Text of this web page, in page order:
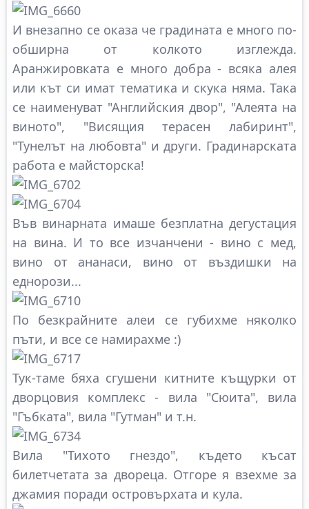
И внезапно се оказа че градината е много по-
обширна от колкото изглежда.
Аранжировката е много добра - всяка алея
или кът си имат тематика и скука няма. Така
се наименуват "Английския двор", "Алеята на
виното", "Висящия терасен лабиринт",
"Тунелът на любовта" и други. Градинарската
работа е майсторска!
Във винарната имаше безплатна дегустация
на вина. И то все изчанчени - вино с мед,
вино от ананаси, вино от въздишки на
еднорози...
По безкрайните алеи се губихме няколко
пъти, и все се намирахме :)
Тук-таме бяха сгушени китните къщурки от
дворцовия комплекс - вила "Сюита", вила
"Гъбката", вила "Гутман" и т.н.
Вила "Тихото гнездо", където късат
билетчетата за двореца. Отгоре я взехме за
джамия поради островърхата и кула.